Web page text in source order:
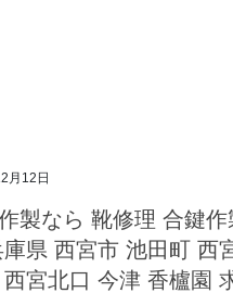
月12日
製なら 靴修理 合鍵
県 西宮市 池田町 西
西宮北口 今津 香櫨園